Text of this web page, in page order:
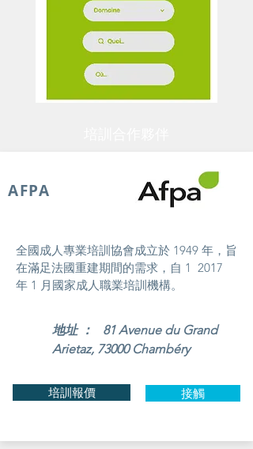
AFPA
全國成人專業培訓協會成立於 1949 年，旨
在滿足法國重建期間的需求，自 1 2017
年 1 月國家成人職業培訓機構。
地址 ： 81 Avenue du Grand
Arietaz, 73000 Chambéry
培訓報價 接觸